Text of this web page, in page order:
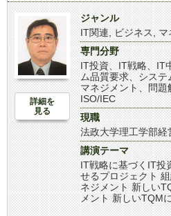
詳細を
見る
ジャンル
IT関連
ビジネス マ
専門分野
IT投資、IT戦略、IT
ム品質要求、シス
マネジメント、問題
ISO/IEC
現職
法政大学理工学部
講演テーマ
IT戦略に基づくIT投
せるプロジェクト
ネジメント 新しい
メント 新しいTQM